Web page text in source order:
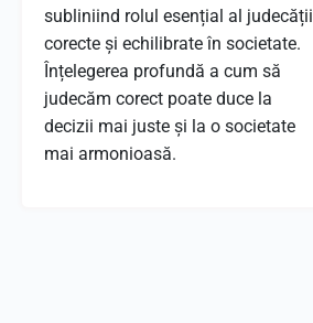
subliniind rolul esențial al judecății
corecte și echilibrate în societate.
Înțelegerea profundă a cum să
judecăm corect poate duce la
decizii mai juste și la o societate
mai armonioasă.